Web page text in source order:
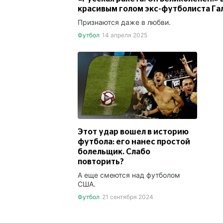
красивым голом экс-футболиста
Признаются даже в любви.
Футбол 14 апреля 2025
Этот удар вошел в историю
футбола: его нанес простой
болельщик. Слабо
повторить?
А еще смеются над футболом
США.
Футбол 21 сентября 2024